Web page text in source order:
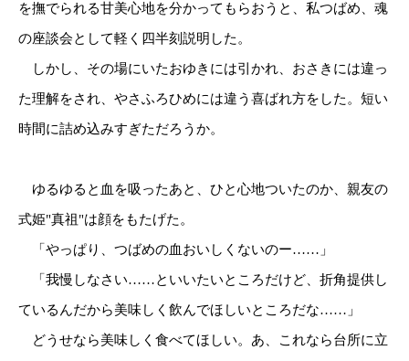
を撫でられる甘美心地を分かってもらおうと、私つばめ、魂
の座談会として軽く四半刻説明した。
しかし、その場にいたおゆきには引かれ、おさきには違っ
た理解をされ、やさふろひめには違う喜ばれ方をした。短い
時間に詰め込みすぎただろうか。
ゆるゆると血を吸ったあと、ひと心地ついたのか、親友の
式姫"真祖"は顔をもたげた。
「やっぱり、つばめの血おいしくないのー……」
「我慢しなさい……といいたいところだけど、折角提供し
ているんだから美味しく飲んでほしいところだな……」
どうせなら美味しく食べてほしい。あ、これなら台所に立